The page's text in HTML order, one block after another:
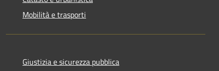
Mobilità e trasporti
Giustizia e sicurezza pubblica